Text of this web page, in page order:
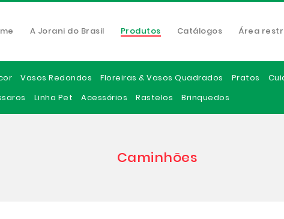
A Jorani do Brasil Produtos Catálogos Área
Vasos Redondos Floreiras & Vasos Quadrados Pratos
Linha Pet Acessórios Rastelos Brinquedos
Caminhões